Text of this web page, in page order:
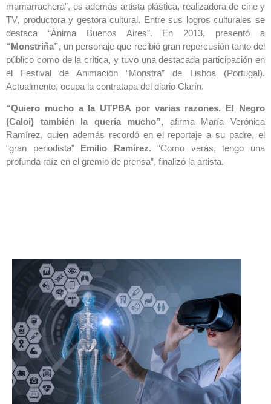
mamarrachera”, es además artista plástica, realizadora de cine y
TV, productora y gestora cultural. Entre sus logros culturales se
destaca “Ánima Buenos Aires”. En 2013, presentó a
“Monstriña”, un personaje que recibió gran repercusión tanto del
público como de la crítica, y tuvo una destacada participación en
el Festival de Animación “Monstra” de Lisboa (Portugal).
Actualmente, ocupa la contratapa del diario Clarín.
“Quiero mucho a la UTPBA por varias razones. El Negro
(Caloi) también la quería mucho”, afirma María Verónica
Ramírez, quien además recordó en el reportaje a su padre, el
“gran periodista” Emilio Ramírez.“Como verás, tengo una
profunda raíz en el gremio de prensa”, finalizó la artista.